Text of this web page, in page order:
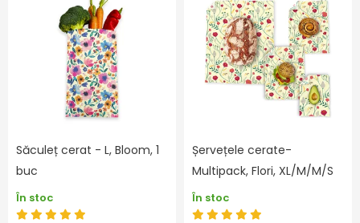
Săculeț cerat - L, Bloom, 1
buc
În stoc
Șervețele cerate-
Multipack, Flori, XL/M/M/S
În stoc